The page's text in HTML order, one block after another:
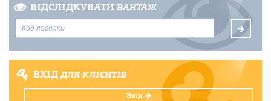
ВІДСЛІДКУВАТИ ВАНТАЖ
ВХІДДЛЯ КЛІЄНТІВ
Вхід